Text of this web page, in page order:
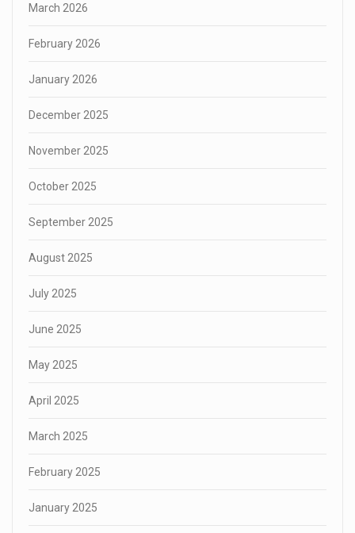
March 2026
February 2026
January 2026
December 2025
November 2025
October 2025
September 2025
August 2025
July 2025
June 2025
May 2025
April 2025
March 2025
February 2025
January 2025